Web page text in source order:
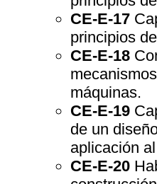
CE-E-17
principios
CE-E-18
máquinas.
CE-E-19
de un
aplicación
CE-E-20